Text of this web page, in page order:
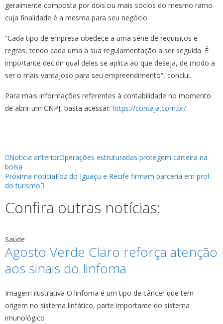
geralmente composta por dois ou mais sócios do mesmo ramo
cuja finalidade é a mesma para seu negócio.
“Cada tipo de empresa obedece a uma série de requisitos e
regras, tendo cada uma a sua regulamentação a ser seguida. É
importante decidir qual deles se aplica ao que deseja, de modo a
ser o mais vantajoso para seu empreendimento”, conclui.
Para mais informações referentes à contabilidade no momento
de abrir um CNPJ, basta acessar: https://contaja.com.br/
Notícia anteriorOperações estruturadas protegem carteira na
bolsa
Próxima notíciaFoz do Iguaçu e Recife firmam parceria em prol
do turismo
Confira outras notícias:
Saúde
Agosto Verde Claro reforça atenção
aos sinais do linfoma
Imagem ilustrativa O linfoma é um tipo de câncer que tem
origem no sistema linfático, parte importante do sistema
imunológico